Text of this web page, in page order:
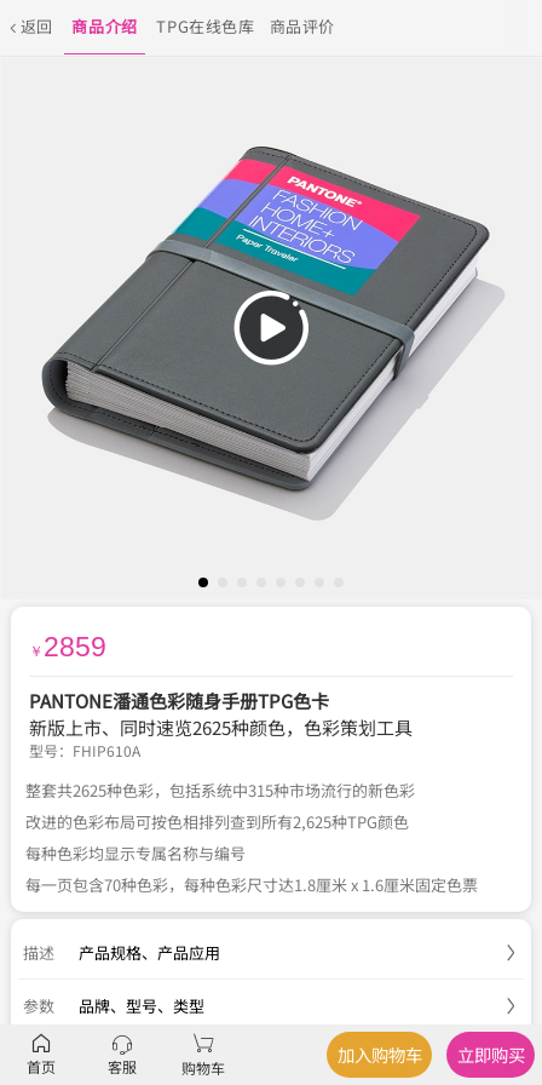
返回 商品介绍 TPG在线色库 商品评价
￥ 2859
PANTONE潘通色彩随身手册TPG色卡
新版上市、同时速览2625种颜色，色彩策划工具
型号： FHIP610A
整套共2625种色彩，包括系统中315种市场流行的新色彩
改进的色彩布局可按色相排列查到所有2,625种TPG颜色
每种色彩均显示专属名称与编号
每一页包含70种色彩，每种色彩尺寸达1.8厘米 x 1.6厘米固定色票
描述 产品规格、 产品应用
参数 品牌、型号、类型
服务 官方正品 关于税费、 七天退换
首页 客服 购物车
加入购物车 立即购买